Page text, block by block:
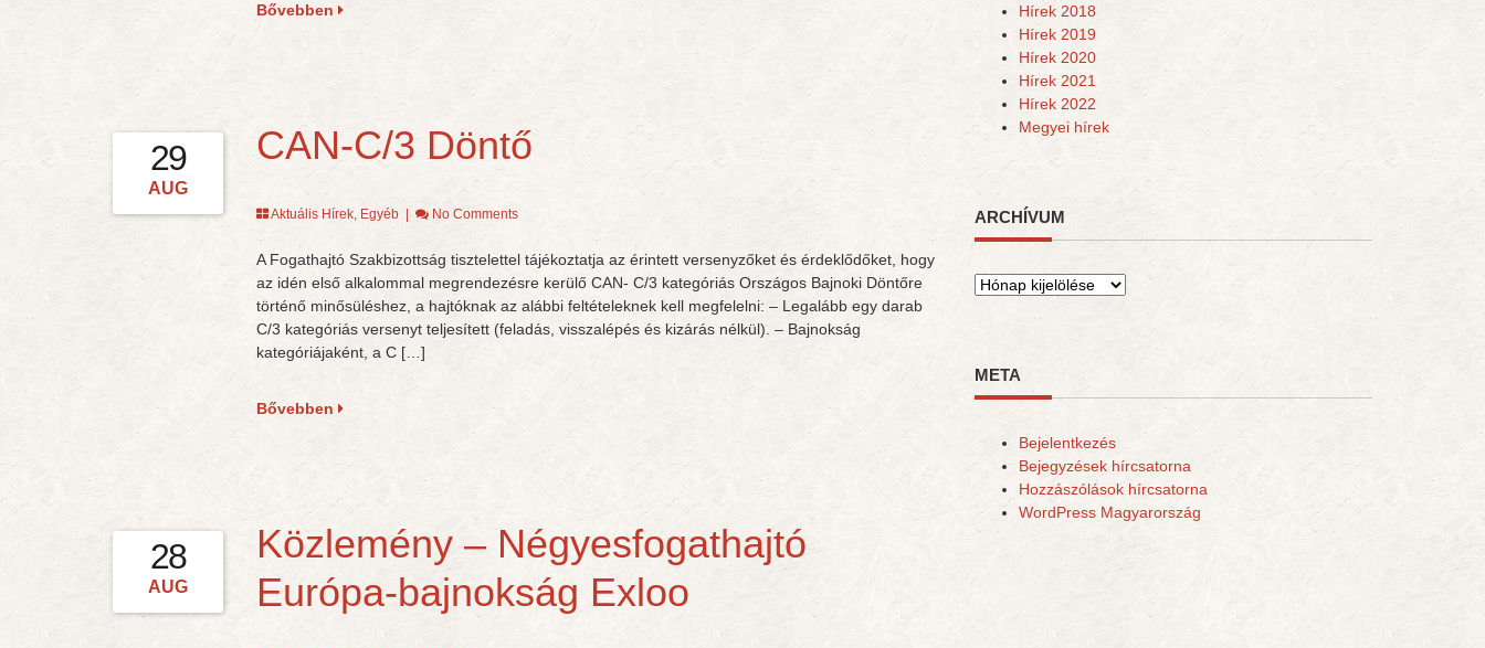
Bővebben
29
AUG
CAN-C/3 Döntő
Aktuális Hírek, Egyéb| No Comments
A Fogathajtó Szakbizottság tisztelettel tájékoztatja az érintett versenyzőket és érdeklődőket, hogy
az idén első alkalommal megrendezésre kerülő CAN- C/3 kategóriás Országos Bajnoki Döntőre
történő minősüléshez, a hajtóknak az alábbi feltételeknek kell megfelelni: – Legalább egy darab
C/3 kategóriás versenyt teljesített (feladás, visszalépés és kizárás nélkül). – Bajnokság
kategóriájaként, a C […]
Bővebben
28
AUG
Közlemény – Négyesfogathajtó
Európa-bajnokság Exloo
Hírek 2018
Hírek 2019
Hírek 2020
Hírek 2021
Hírek 2022
Megyei hírek
ARCHÍVUM
Archívum
META
Bejelentkezés
Bejegyzések hírcsatorna
Hozzászólások hírcsatorna
WordPress Magyarország